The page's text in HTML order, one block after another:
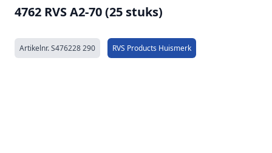
4762 RVS A2-70 (25 stuks)
Artikelnr.S476228 290 RVS Products Huismerk